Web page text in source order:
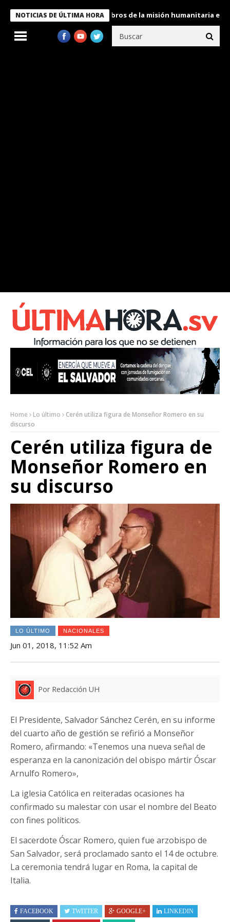
NOTICIAS DE ÚLTIMA HORA
Bukele condecora a miembros de la misión humanitaria enviada
Home Lo último
Cerén utiliza figura de Monseñor Romero en su
discurso
Cerén utiliza figura de
Monseñor Romero en
su discurso
LO ÚLTIMO NACIONALES
Jun 01, 2018, 11:52 Am
Por Redacción UH
El Presidente, Salvador Sánchez Cerén, en su informe
del cuarto año de gestión se refirió a Monseñor
Romero, afirmando: «Tenemos una nueva señal de
esperanza en la canonización del obispo mártir Óscar
Arnulfo Romero»,
La iglesia Católica en reiteradas ocasiones ha
confirmado su malestar con usar el nombre del Beato
con fines políticos.
El sacerdote Óscar Romero, quien fue arzobispo de
San Salvador, será proclamado santo el 14 de octubre.
La ceremonia tendrá lugar en Roma, la capital de
Italia.
FACEBOOK TWITTER GOOGLE+
LINKEDIN